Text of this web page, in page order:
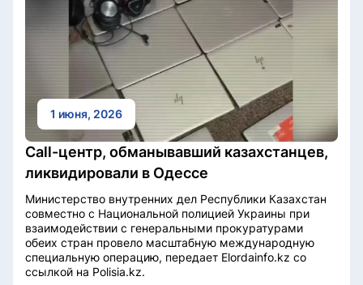
1 июня, 2026
Call-центр, обманывавший казахстанцев,
ликвидировали в Одессе
Министерство внутренних дел Республики Казахстан
совместно с Национальной полицией Украины при
взаимодействии с генеральными прокуратурами
обеих стран провело масштабную международную
специальную операцию, передает Elordainfo.kz со
ссылкой на Polisia.kz.